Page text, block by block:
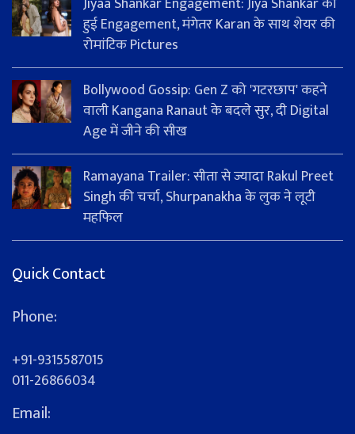
हुई Engagement, मंगेतर Karan के साथ शेयर की
रोमांटिक Pictures
Bollywood Gossip: Gen Z को 'गटरछाप' कहने
वाली Kangana Ranaut के बदले सुर, दी Digital
Age में जीने की सीख
Ramayana Trailer: सीता से ज्यादा Rakul Preet
Singh की चर्चा, Shurpanakha के लुक ने लूटी
महफिल
Quick Contact
Phone:
+91-9315587015
011-26866034
Email: